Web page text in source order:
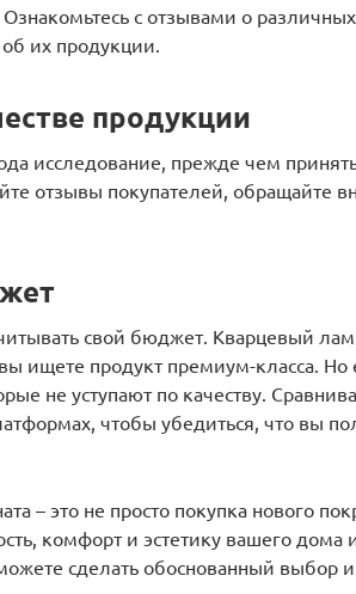
Ознакомьтесь с отзывами о
их продукции.
продукции
исследование, прежде чем
отзывы покупателей, обращайте
свой бюджет. Кварцевый
ищете продукт премиум-класса. Но
не уступают по качеству.
чтобы убедиться, что вы
– это не просто покупка нового
комфорт и эстетику вашего дома
сделать обоснованный выбор